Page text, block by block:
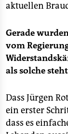
aktuellen
Gerade
vom
als solche
Dass Jürgen
ein erster
dass es